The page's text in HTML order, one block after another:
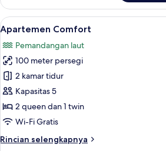
Apartemen
Comfort,
pemandangan
kota
Lihat
semua
foto
untuk
Apartemen
Comfort
13
Apartemen Comfort
Pemandangan laut
100 meter persegi
2 kamar tidur
Kapasitas 5
2 queen dan 1 twin
Wi-Fi Gratis
Rincian selengkapnya
Rincian